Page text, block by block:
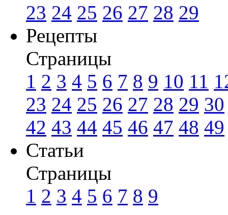
23 24 25 26 27 28 29
Рецепты
Страницы
1 2 3 4 5 6 7 8 9 10 11
23 24 25 26 27 28 29 30
42 43 44 45 46 47 48 49
Статьи
Страницы
1 2 3 4 5 6 7 8 9